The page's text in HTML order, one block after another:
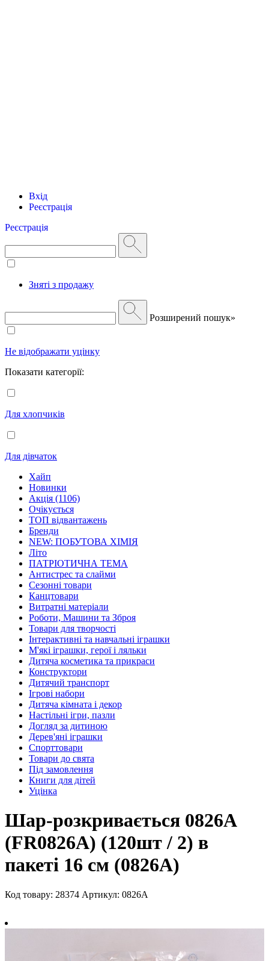
Вхід
Реєстрація
Реєстрація
Зняті з продажу
Розширений пошук»
Не відображати уцінку
Показати категорії:
Для хлопчиків
Для дівчаток
Хайп
Новинки
Акція (1106)
Очікується
ТОП відвантажень
Бренди
NEW: ПОБУТОВА ХІМІЯ
Літо
ПАТРІОТИЧНА ТЕМА
Антистрес та слайми
Сезонні товари
Канцтовари
Витратні матеріали
Роботи, Машини та Зброя
Товари для творчості
Інтерактивні та навчальні іграшки
М'які іграшки, герої і ляльки
Дитяча косметика та прикраси
Конструктори
Дитячий транспорт
Ігрові набори
Дитяча кімната і декор
Настільні ігри, пазли
Догляд за дитиною
Дерев'яні іграшки
Спорттовари
Товари до свята
Під замовлення
Книги для дітей
Уцінка
Шар-розкривається 0826A
(FR0826A) (120шт / 2) в
пакеті 16 см (0826A)
Код товару: 28374 Артикул: 0826A